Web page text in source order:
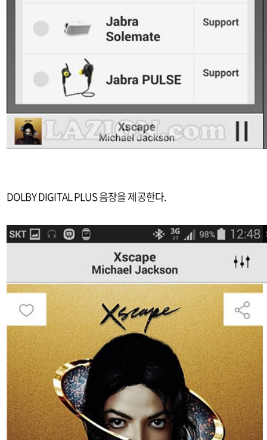
DOLBY DIGITAL PLUS 음장을 제공한다.